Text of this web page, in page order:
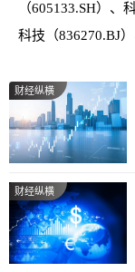
（605133.SH）、
科技（836270.BJ
股份（301005.SZ
（300450.SZ）、
财经纵横
财经纵横